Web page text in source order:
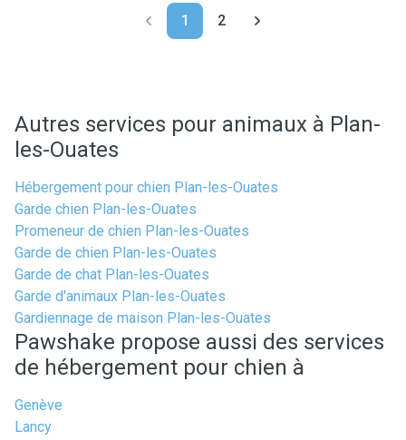
1 2
Autres services pour animaux à Plan-
les-Ouates
Hébergement pour chien Plan-les-Ouates
Garde chien Plan-les-Ouates
Promeneur de chien Plan-les-Ouates
Garde de chien Plan-les-Ouates
Garde de chat Plan-les-Ouates
Garde d'animaux Plan-les-Ouates
Gardiennage de maison Plan-les-Ouates
Pawshake propose aussi des services
de hébergement pour chien à
Genève
Lancy